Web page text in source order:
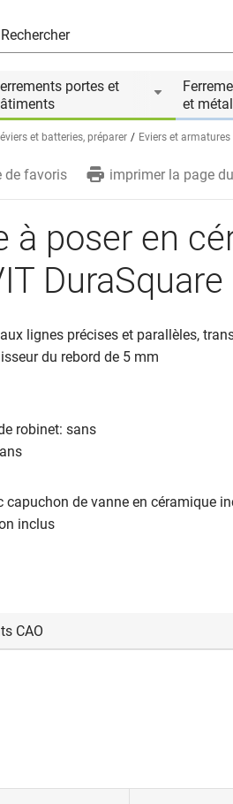
portes et
et métal
et batteries, préparer Eviers et armatures
de favoris imprimer la page
à poser en
DuraSquare
lignes précises et parallèles,
du rebord de 5 mm
robinet: sans
capuchon de vanne en céramique
inclus
CAO